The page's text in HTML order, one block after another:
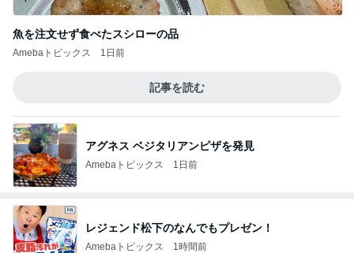
魚を注文せず食べたスシローの品
Amebaトピックス 1日前
記事を読む
アグネス ベジタリアンピザを発見
Amebaトピックス 1日前
レジェンド松下のなんでもプレゼン！
Amebaトピックス 1時間前